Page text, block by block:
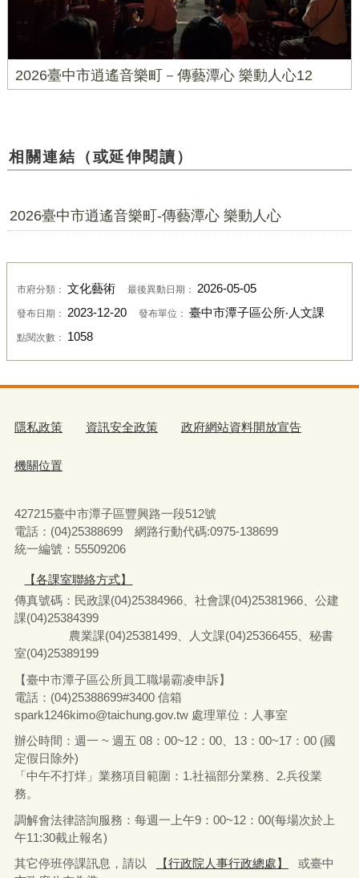
2026臺中市逍遙音樂町－傳藝潭心 樂動人心12
相關連結（或延伸閱讀）
2026臺中市逍遙音樂町-傳藝潭心 樂動人心
市府分類： 文化藝術 最後異動日期： 2026-05-05
發布日期： 2023-12-20 發布單位： 臺中市潭子區公所‧人文課
點閱次數： 1058
隱私政策 資訊安全政策 政府網站資料開放宣告
機關位置
427215臺中市潭子區豐興路一段512號
電話：(04)25388699 網路行動代碼:0975-138699
統一編號：55509206
【各課室聯絡方式】
傳真號碼：民政課(04)25384966、社會課(04)25381966、公建
課(04)25384399
農業課(04)25381499、人文課(04)25366455、秘書
室(04)25389199
【臺中市潭子區公所員工職場霸凌申訴】
電話：(04)25388699#3400 信箱
spark1246kimo@taichung.gov.tw 處理單位：人事室
辦公時間：週一 ~ 週五 08：00~12：00、13：00~17：00 (國
定假日除外)
「中午不打烊」業務項目範圍：1.社福部分業務
2.兵役業
務。
調解會法律諮詢服務：每週一上午9：00~12：00(每場次於上
午11:30截止報名)
其它停班停課訊息，請以
【行政院人事行政總處】
或臺中